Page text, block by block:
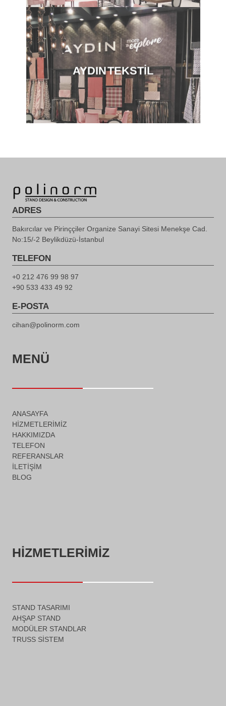
AYDIN TEKSTİL
ADRES
Bakırcılar ve Pirinççiler Organize Sanayi Sitesi Menekşe Cad.
No:15/-2 Beylikdüzü-İstanbul
TELEFON
+0 212 476 99 98 97
+90 533 433 49 92
E-POSTA
cihan@polinorm.com
MENÜ
ANASAYFA
HIZMETLERIMIZ
HAKKIMIZDA
TELEFON
REFERANSLAR
İLETIŞIM
BLOG
HIZMETLERIMIZ
STAND TASARIMI
AHŞAP STAND
MODÜLER STANDLAR
TRUSS SISTEM